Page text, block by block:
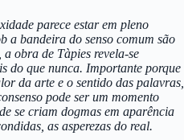
parece estar em pleno
a bandeira do senso comum são
obra de Tàpies revela-se
do que nunca. Importante porque
da arte e o sentido das palavras,
pode ser um momento
se criam dogmas em aparência
as asperezas do real.